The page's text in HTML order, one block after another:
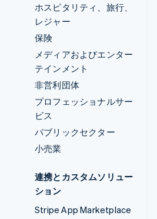
ホスピタリティ、旅行、
レジャー
保険
メディアおよびエンター
テインメント
非営利団体
プロフェッショナルサー
ビス
パブリックセクター
小売業
連携とカスタムソリュー
ション
Stripe App Marketplace